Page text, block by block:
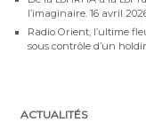
l’imaginaire. 16 avril
Radio Orient, l’ultime
sous contrôle d’un
ACTUALITÉS